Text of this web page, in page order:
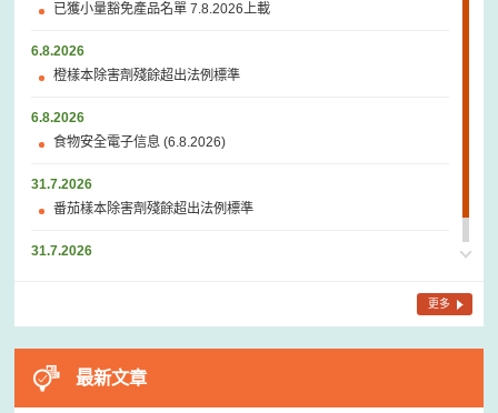
已獲小量豁免產品名單 7.8.2026上載
6.8.2026
橙樣本除害劑殘餘超出法例標準
6.8.2026
食物安全電子信息 (6.8.2026)
31.7.2026
番茄樣本除害劑殘餘超出法例標準
31.7.2026
更多
最新文章